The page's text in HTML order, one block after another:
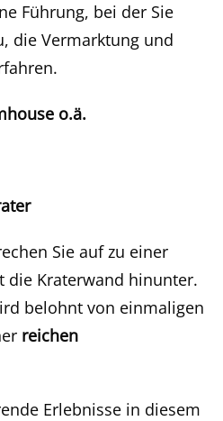
Führung, bei der Sie
die Vermarktung und
o.ä.
Sie auf zu einer
die Kraterwand hinunter.
belohnt von einmaligen
reichen
Erlebnisse in diesem